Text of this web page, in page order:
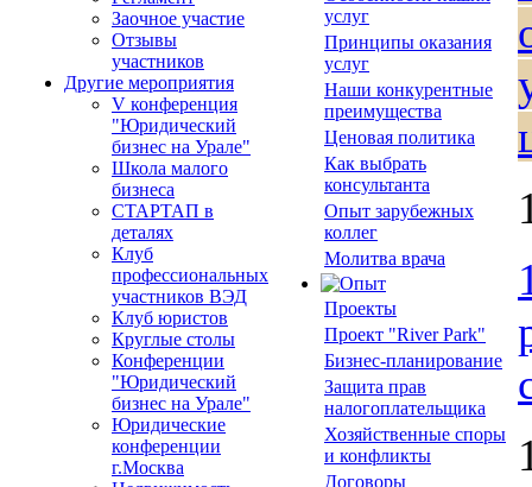
Заочное участие
Отзывы
участников
Другие мероприятия
V конференция
"Юридический
бизнес на Урале"
Школа малого
бизнеса
СТАРТАП в
деталях
Клуб
профессиональных
участников ВЭД
Клуб юристов
Круглые столы
Конференции
"Юридический
бизнес на Урале"
Юридические
конференции
г.Москва
услуг
Принципы оказания
услуг
Наши конкурентные
преимущества
Ценовая политика
Как выбрать
консультанта
Опыт зарубежных
коллег
Молитва врача
Проекты
Проект "River Park"
Бизнес-планирование
Защита прав
налогоплательщика
Хозяйственные споры
и конфликты
Договоры